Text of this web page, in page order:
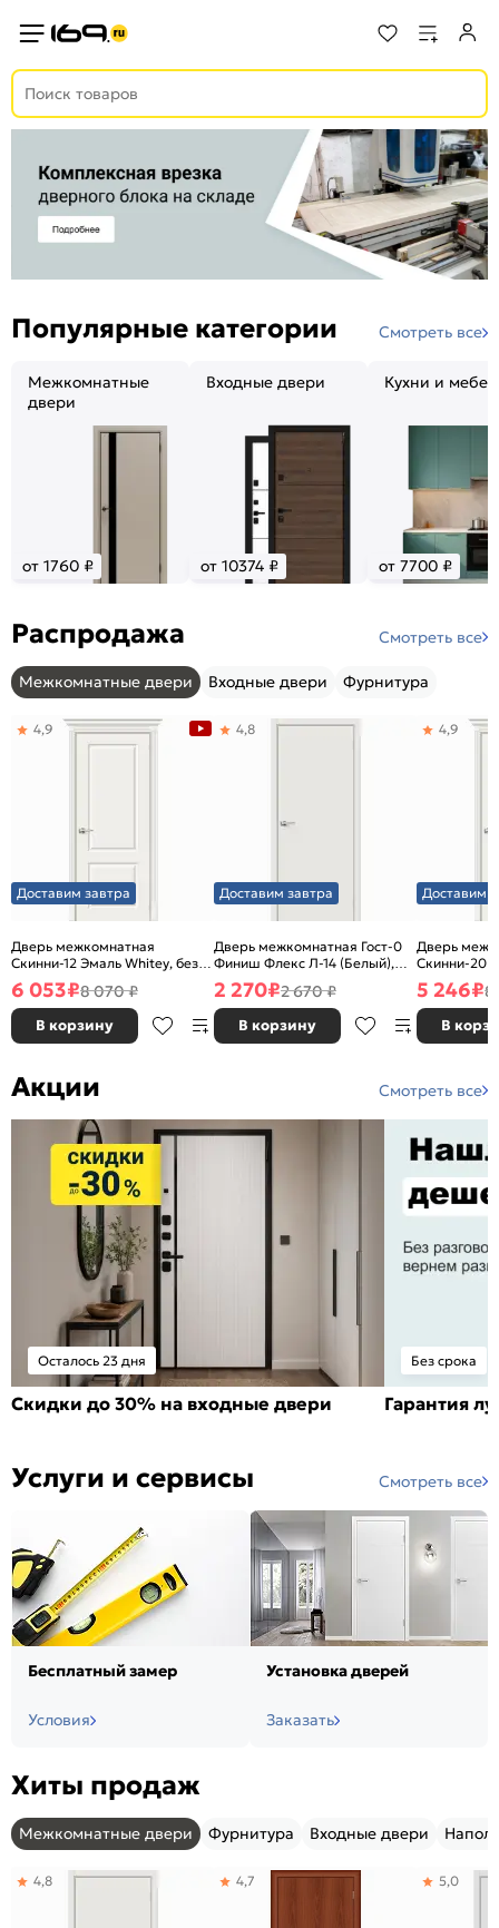
Популярные категории Смотреть все
Межкомнатные
двери
от 1760 ₽
Входные двери
от 10374 ₽
Кухни и
от 7700 ₽
Распродажа Смотреть все
Межкомнатные двери Входные двери Фурнитура
Доставим завтра
Дверь межкомнатная
Скинни-12 Эмаль Whitey, без
декора, глухая, без стекла,
без кромки, скиновая
4,9
6 053₽8 070 ₽
В корзину
Доставим завтра
Дверь межкомнатная Гост-0
Финиш Флекс Л-14 (Белый),
глухая, каркасно-щитовая
4,8
2 270₽2 670 ₽
В корзину
Доставим
Дверь
Скинни-20
декора,
без кромки,
4,9
5 246₽8
В
Акции Смотреть все
Осталось 23 дня
Скидки до 30% на входные двери
Без срока
Гарантия
Услуги и сервисы Смотреть все
Бесплатный замер
Условия
Установка дверей
Заказать
Хиты продаж
Межкомнатные двери Фурнитура Входные двери
4,8 4,7 5,0